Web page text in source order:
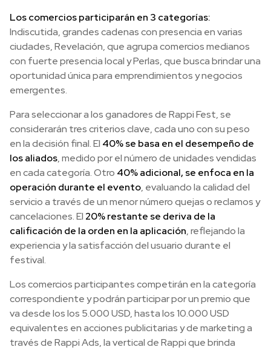
Los comercios participarán en 3 categorías:
Indiscutida, grandes cadenas con presencia en varias
ciudades, Revelación, que agrupa comercios medianos
con fuerte presencia local y Perlas, que busca brindar una
oportunidad única para emprendimientos y negocios
emergentes.
Para seleccionar a los ganadores de Rappi Fest, se
considerarán tres criterios clave, cada uno con su peso
en la decisión final. El 40% se basa en el desempeño de
los aliados, medido por el número de unidades vendidas
en cada categoría. Otro 40% adicional, se enfoca en la
operación durante el evento, evaluando la calidad del
servicio a través de un menor número quejas o reclamos y
cancelaciones. El 20% restante se deriva de la
calificación de la orden en la aplicación, reflejando la
experiencia y la satisfacción del usuario durante el
festival.
Los comercios participantes competirán en la categoría
correspondiente y podrán participar por un premio que
va desde los los 5.000 USD, hasta los 10.000 USD
equivalentes en acciones publicitarias y de marketing a
través de Rappi Ads, la vertical de Rappi que brinda